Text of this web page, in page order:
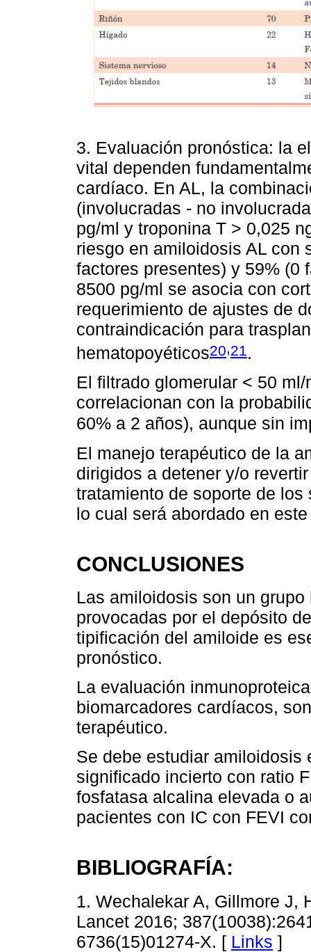
3. Evaluación pronóstica: la
vital dependen
cardíaco. En AL, la
(involucradas - no
pg/ml y troponina T > 0,025
riesgo en amiloidosis AL con
factores presentes) y 59% (0
8500 pg/ml se asocia con
requerimiento de ajustes de
contraindicación para
hematopoyéticos20,21 .
El filtrado glomerular < 50
correlacionan con la
60% a 2 años), aunque sin
El manejo terapéutico de la
dirigidos a detener y/o
tratamiento de soporte de
lo cual será abordado en
CONCLUSIONES
Las amiloidosis son un
provocadas por el depósito
tipificación del amiloide es
pronóstico.
La evaluación
biomarcadores cardíacos,
terapéutico.
Se debe estudiar amiloidosis
significado incierto con ratio
fosfatasa alcalina elevada o
pacientes con IC con FEVI
BIBLIOGRAFÍA:
1. Wechalekar A, Gillmore J,
Lancet 2016;
6736(15)01274-X. [ Links ]